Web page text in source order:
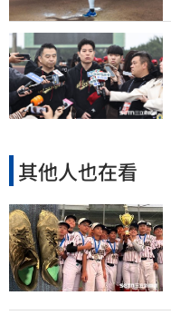
其他人也在看